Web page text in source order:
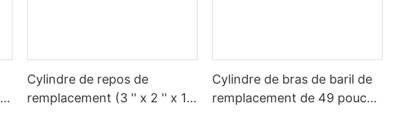
Cylindre de repos de
remplacement (3 '' x 2 '' x 16
Cylindre de bras de baril de
remplacement de 49 pouces